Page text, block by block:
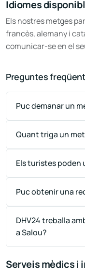
Idiomes
Els nostres metges
francès, alemany i
comunicar-se en el
Preguntes
Puc demanar un
Quant triga un
Els turistes poden
Puc obtenir una
DHV24 treballa
a Salou?
Serveis mèdics i